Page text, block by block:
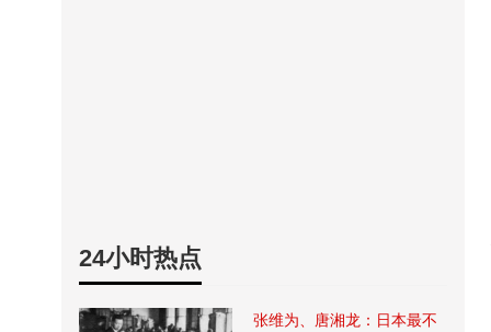
24小时热点
张维为、唐湘龙：日本最不